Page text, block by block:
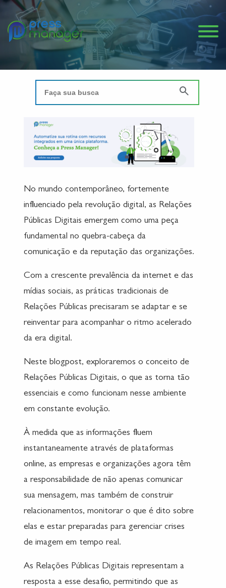
No mundo contemporâneo, fortemente
influenciado pela revolução digital, as Relações
Públicas Digitais emergem como uma peça
fundamental no quebra-cabeça da
comunicação e da reputação das organizações.
Com a crescente prevalência da internet e das
mídias sociais, as práticas tradicionais de
Relações Públicas precisaram se adaptar e se
reinventar para acompanhar o ritmo acelerado
da era digital.
Neste blogpost, exploraremos o conceito de
Relações Públicas Digitais, o que as torna tão
essenciais e como funcionam nesse ambiente
em constante evolução.
À medida que as informações fluem
instantaneamente através de plataformas
online, as empresas e organizações agora têm
a responsabilidade de não apenas comunicar
sua mensagem, mas também de construir
relacionamentos, monitorar o que é dito sobre
elas e estar preparadas para gerenciar crises
de imagem em tempo real.
As Relações Públicas Digitais representam a
resposta a esse desafio, permitindo que as